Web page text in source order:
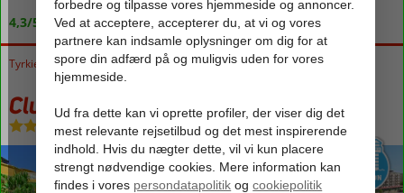
4,3/5 på Trustpilot
Forside
Tyrkiet Tyrkiets sydkyst Alanya Kestel Club Paradiso
Club Paradiso
Ultra All Inclusive- Hotel